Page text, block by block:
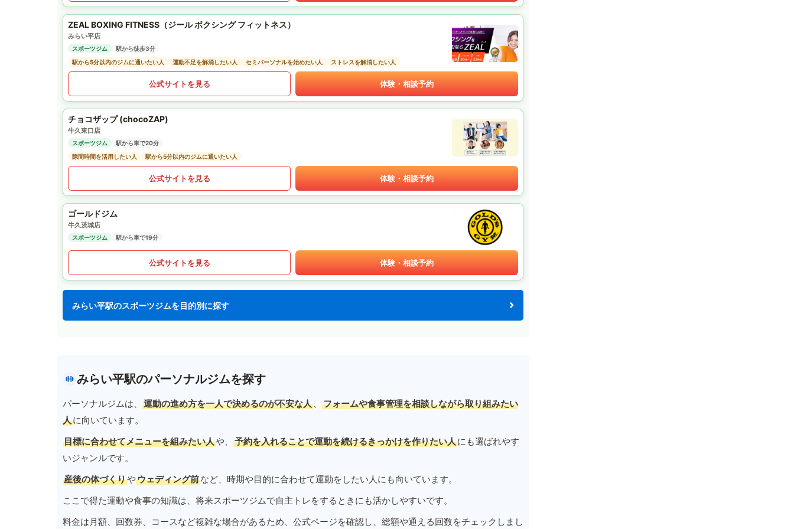
ZEAL BOXING FITNESS（ジール ボクシング フィットネス）
みらい平店
スポーツジム
駅から徒歩3分
駅から5分以内のジムに通いたい人
運動不足を解消したい人 セミパーソナルを始めたい人 ストレスを解消したい人
公式サイトを見る 体験・相談予約
チョコザップ (chocoZAP)
牛久東口店
スポーツジム
駅から車で20分
隙間時間を活用したい人
駅から5分以内のジムに通いたい人
公式サイトを見る 体験・相談予約
ゴールドジム
牛久茨城店
スポーツジム 駅から車で19分
公式サイトを見る 体験・相談予約
みらい平駅のスポーツジムを目的別に探す
みらい平駅のパーソナルジムを探す
パーソナルジムは、 運動の進め方を一人で決めるのが不安な人 、
フォームや食事管理を相談しながら取り組みたい
人に向いています。
目標に合わせてメニューを組みたい人や、 予約を入れることで運動を続けるきっかけを作りたい人にも選ばれやす
いジャンルです。
産後の体づくりやウェディング前など、時期や目的に合わせて運動をしたい人にも向いています。
ここで得た運動や食事の知識は、将来スポーツジムで自主トレをするときにも活かしやすいです。
料金は月額、回数券、コースなど複雑な場合があるため、公式ページを確認し、総額や通える回数をチェックしまし